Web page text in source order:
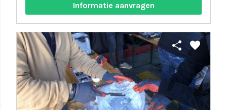
Informatie aanvragen
share favorite